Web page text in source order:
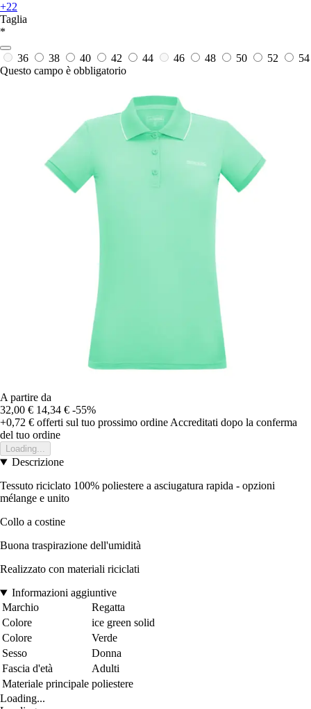
+22
Taglia
*
36 38 40 42 44 46 48 50 52
54
Questo campo è obbligatorio
A partire da
32,00 € 14,34 € -55%
+0,72 € offerti sul tuo prossimo ordine Accreditati dopo la conferma
del tuo ordine
Loading...
Descrizione
Tessuto riciclato 100% poliestere a asciugatura rapida - opzioni
mélange e unito
Collo a costine
Buona traspirazione dell'umidità
Realizzato con materiali riciclati
Informazioni aggiuntive
Marchio
Regatta
Colore
ice green solid
Colore
Verde
Sesso
Donna
Fascia d'età
Adulti
Materiale principale poliestere
Loading...